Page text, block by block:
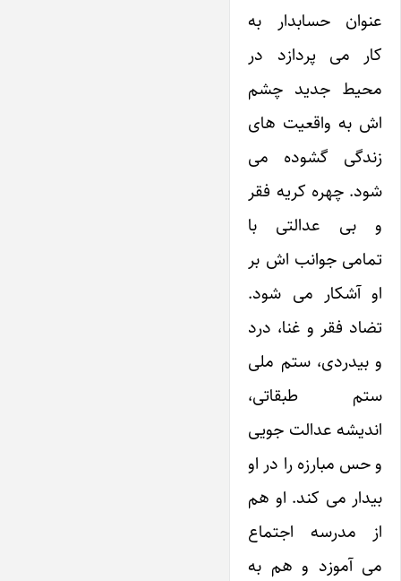
عنوان حسابدار به
کار می پردازد در
محیط جدید چشم
اش به واقعیت های
زندگی گشوده می
شود. چهره کریه فقر
و بی عدالتی با
تمامی جوانب اش بر
او آشکار می شود.
تضاد فقر و غنا، درد
و بیدردی، ستم ملی
ستم طبقاتی،
اندیشه عدالت جویی
و حس مبارزه را در او
بیدار می کند. او هم
از مدرسه اجتماع
می آموزد و هم به